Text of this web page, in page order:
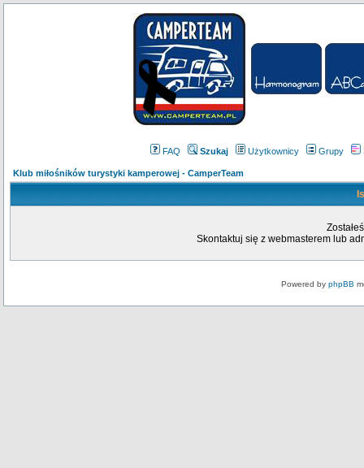
FAQ Szukaj Użytkownicy Grupy
Klub miłośników turystyki kamperowej - CamperTeam
Skontaktuj się z webmasterem lub
Powered by phpBB